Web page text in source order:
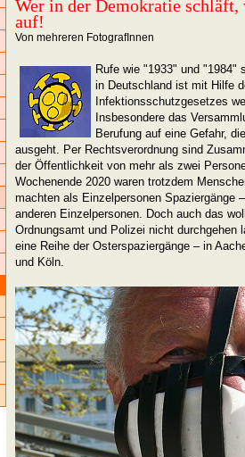
Wer in der Demokratie
auf!
Von mehreren FotografInnen
Rufe wie "1933" und "1984"
in Deutschland ist mit Hilfe
Infektionsschutzgesetzes
Insbesondere das
Berufung auf eine Gefahr,
ausgeht. Per Rechtsverordnung sind
der Öffentlichkeit von mehr als zwei
Wochenende 2020 waren trotzdem
machten als Einzelpersonen Spaziergänge
anderen Einzelpersonen. Doch auch das
Ordnungsamt und Polizei nicht durchgehen
eine Reihe der Osterspaziergänge – in
und Köln.